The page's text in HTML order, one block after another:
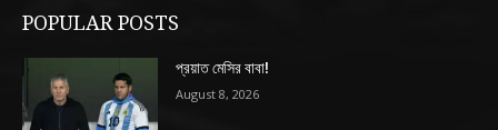
POPULAR POSTS
প্রয়াত মেসির বাবা!
August 8, 2026